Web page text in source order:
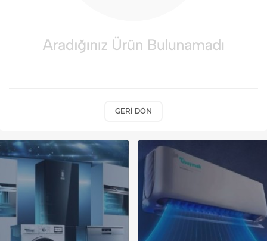
Klima
Musluk
Soğutma Sistemleri
Şofben ve Termosifon
GERI DÖN